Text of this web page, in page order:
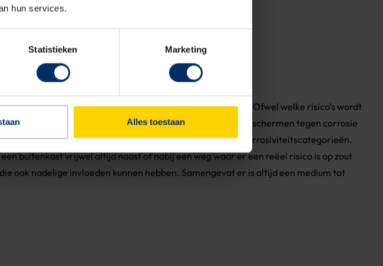
hun services.
Statistieken Marketing
Alles toestaan
en welke invloeden van buitenaf te verwachten zijn. Ofwel welke risico’s wordt
ISO 12944 die beschrijft hoe je staalconstructies kunt beschermen tegen corrosie
van metalen en legeringen. Beide normen werken met corrosiviteitscategorieën.
buitenkast vrijwel altijd naast of nabij een weg waar er een reëel risico is op zout
ook nadelige invloeden kunnen hebben. Samengevat er is altijd een medium tot